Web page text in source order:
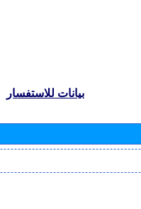
بيانات للاستفسار